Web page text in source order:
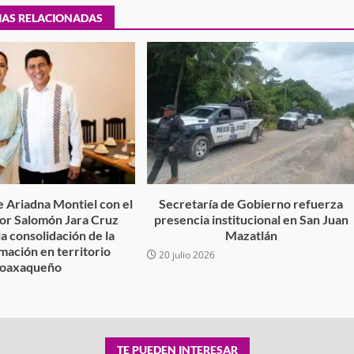
RELACIONADAS
Ariadna Montiel con el
Salomón Jara Cruz
consolidación de la
en territorio
oaxaqueño
Secretaría de Gobierno refuerza
presencia institucional en San Juan
Mazatlán
20 julio 2026
robo con
en la
de
Secretaría de Gobierno refuerza
presencia institucional en San
Mazatlán
admin 20 julio 2026
TE PUEDEN INTERESAR